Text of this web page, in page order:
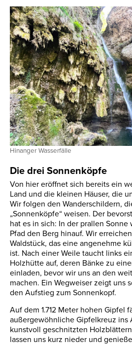
Hinanger Wasserfälle
Die drei Sonnenköpfe
Von hier eröffnet sich bereits ein
Land und die kleinen Häuser, die
Wir folgen den Wanderschildern,
„Sonnenköpfe“ weisen. Der
hat es in sich: In der prallen
Pfad den Berg hinauf. Wir
Waldstück, das eine angenehme
ist. Nach einer Weile taucht links
Holzhütte auf, deren Bänke zu
einladen, bevor wir uns an den
machen. Ein Wegweiser zeigt uns
den Aufstieg zum Sonnenkopf.
Auf dem 1.712 Meter hohen Gipfel
außergewöhnliche Gipfelkreuz ins
kunstvoll geschnitzten
lassen uns kurz nieder und